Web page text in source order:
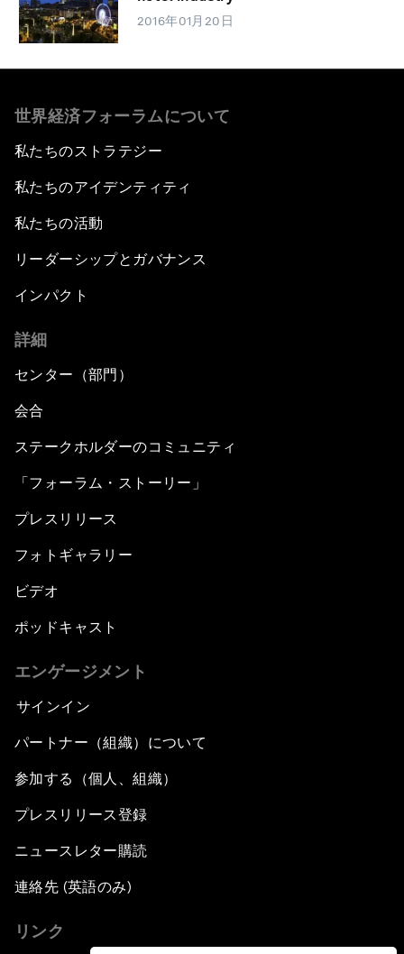
2016年01月20日
世界経済フォーラムについて
私たちのストラテジー
私たちのアイデンティティ
私たちの活動
リーダーシップとガバナンス
インパクト
詳細
センター（部門）
会合
ステークホルダーのコミュニティ
「フォーラム・ストーリー」
プレスリリース
フォトギャラリー
ビデオ
ポッドキャスト
エンゲージメント
サインイン
パートナー（組織）について
参加する（個人、組織）
プレスリリース登録
ニュースレター購読
連絡先 (英語のみ)
リンク